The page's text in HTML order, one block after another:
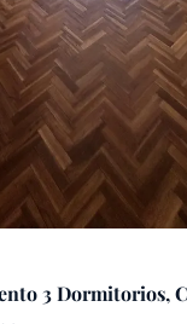
3 Dormitorios,